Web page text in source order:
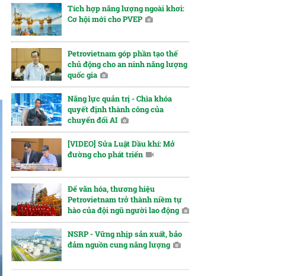
Tích hợp năng lượng ngoài khơi:
Cơ hội mới cho PVEP
Petrovietnam góp phần tạo thế
chủ động cho an ninh năng lượng
quốc gia
Năng lực quản trị - Chìa khóa
quyết định thành công của
chuyển đổi AI
[VIDEO] Sửa Luật Dầu khí: Mở
đường cho phát triển
Để văn hóa, thương hiệu
Petrovietnam trở thành niềm tự
hào của đội ngũ người lao động
NSRP - Vững nhịp sản xuất, bảo
đảm nguồn cung năng lượng